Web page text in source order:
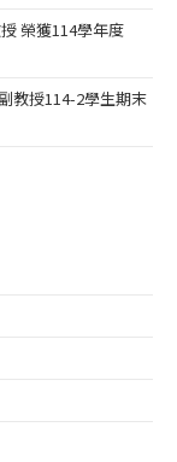
榮獲114學年度
教授114-2學生期末